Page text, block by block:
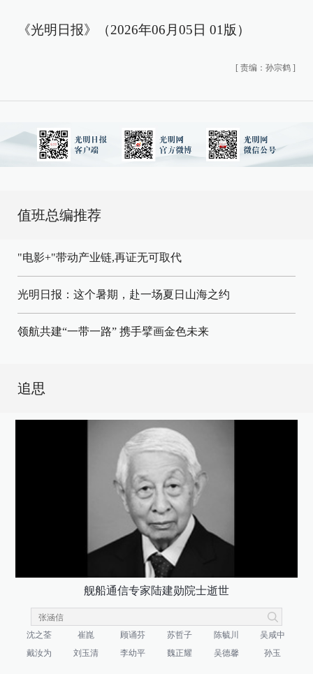
《光明日报》（2026年06月05日 01版）
[ 责编：孙宗鹤 ]
值班总编推荐
"电影+"带动产业链,再证无可取代
光明日报：这个暑期，赴一场夏日山海之约
领航共建“一带一路” 携手擘画金色未来
追思
舰船通信专家陆建勋院士逝世
沈之荃 崔崑 顾诵芬 苏哲子 陈毓川
吴咸中
戴汝为
刘玉清 李幼平 魏正耀 吴德馨 孙玉